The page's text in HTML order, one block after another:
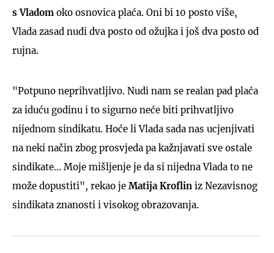
s Vladom oko osnovica plaća. Oni bi 10 posto više,
Vlada zasad nudi dva posto od ožujka i još dva posto od
rujna.
"Potpuno neprihvatljivo. Nudi nam se realan pad plaća
za iduću godinu i to sigurno neće biti prihvatljivo
nijednom sindikatu. Hoće li Vlada sada nas ucjenjivati
na neki način zbog prosvjeda pa kažnjavati sve ostale
sindikate... Moje mišljenje je da si nijedna Vlada to ne
može dopustiti", rekao je Matija Kroflin iz Nezavisnog
sindikata znanosti i visokog obrazovanja.